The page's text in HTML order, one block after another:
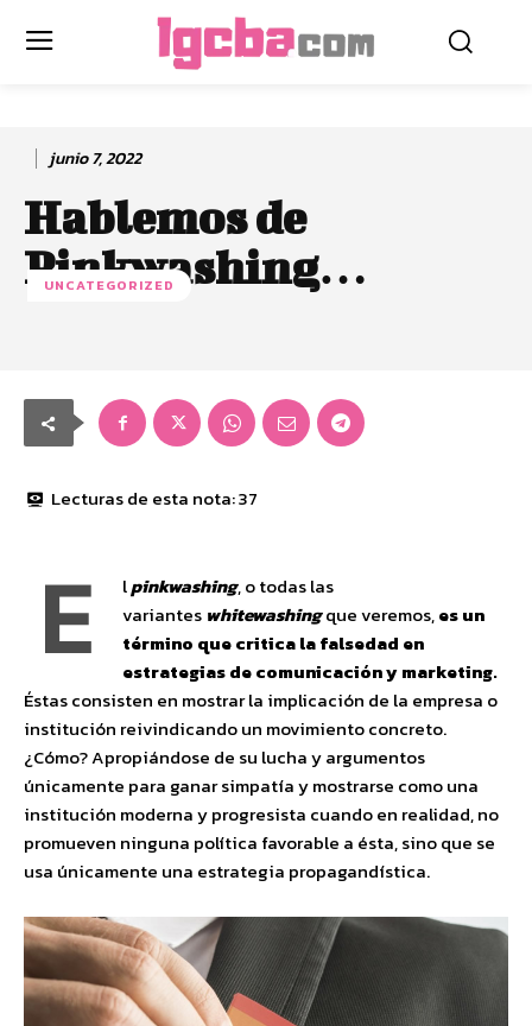
junio 7, 2022
Hablemos de
Pinkwashing…
UNCATEGORIZED
Lecturas de esta nota:37
E lpinkwashing, o todas las
variantes whitewashingque veremos,es un
término que critica la falsedad en
estrategias de comunicación y marketing.
Éstas consisten en mostrar la implicación de la empresa o
institución reivindicando un movimiento concreto.
¿Cómo? Apropiándose de su lucha y argumentos
únicamente para ganar simpatía y mostrarse como una
institución moderna y progresista cuando en realidad, no
promueven ninguna política favorable a ésta, sino que se
usa únicamente una estrategia propagandística.